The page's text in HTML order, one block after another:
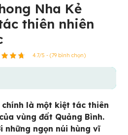
Nha Kẻ
thiên nhiên
4.7/5 - (79 bình chọn)
chính là một kiệt tác thiên
vùng đất Quảng Bình.
những ngọn núi hùng vĩ